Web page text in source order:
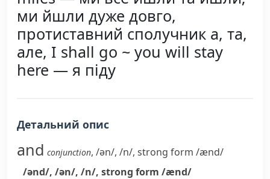
ми йшли дуже довго,
протиставний сполучник а, та,
але, I shall go ~ you will stay
here — я піду
Детальний опис
and conjunction, /ən/, /n/, strong form /ænd/
/ənd/, /ən/, /n/, strong form /ænd/